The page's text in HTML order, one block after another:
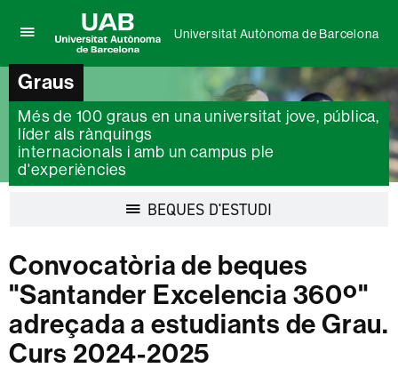
per
desplegar
el
menú
de
Universitat
Autònoma
de
UAB
Universitat
Autònoma
de
Barcelona
Universitat Autònoma de Barcelona
Graus
Més de 100 graus en una universitat jove, pública,
líder als rànquings
internacionals i amb un campus ple
d'experiències
BEQUES D'ESTUDI
Convocatòria de beques
"Santander Excelencia 360º"
adreçada a estudiants de Grau.
Curs 2024-2025